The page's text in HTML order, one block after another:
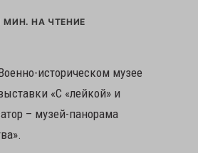
МИН. НА ЧТЕНИЕ
историческом музее
«С «лейкой» и
– музей-панорама